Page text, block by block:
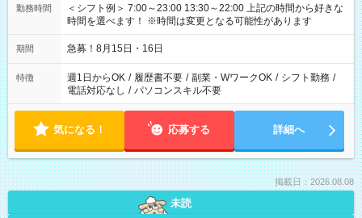
勤務時間
＜シフト例＞ 7:00～23:00 13:30～22:00 上記の時間から好きな
時間を選べます！ ※時間は変更となる可能性があります
期間 急募！8月15日・16日
特徴 週1日からOK / 履歴書不要 / 副業・WワークOK / シフト勤務 /
電話対応なし / パソコンスキル不要
気になる！ 応募する 詳細へ
掲載日：2026.08.08
未読